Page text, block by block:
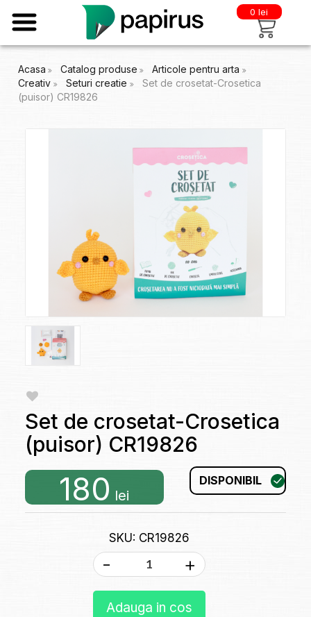
0 lei
Acasa Catalog produse
Articole pentru arta
Creativ
Seturi creatie
Set de crosetat-Crosetica
(puisor) CR19826
Set de crosetat-Crosetica
(puisor) CR19826
180 lei
DISPONIBIL
SKU: CR19826
- +
Adauga in cos